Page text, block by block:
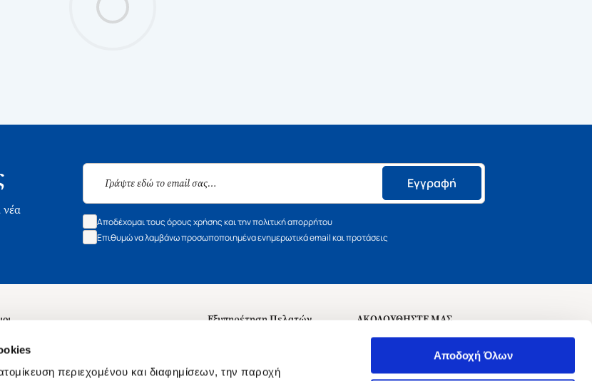
περιεχομένου και διαφημίσεων, την παροχή
Αποδοχή Όλων
νέα
Εγγραφή
Αποδέχομαι τους όρους χρήσης και την πολιτική απορρήτου
Επιθυμώ να λαμβάνω προσωποποιημένα ενημερωτικά email και προτάσεις
Εξυπηρέτηση Πελατών
ΑΚΟΛΟΥΘΗΣΤΕ ΜΑΣ